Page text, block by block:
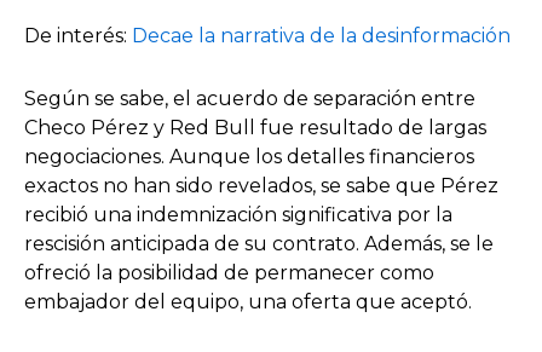
De interés: Decae la narrativa de la desinformación
Según se sabe, el acuerdo de separación entre
Checo Pérez y Red Bull fue resultado de largas
negociaciones. Aunque los detalles financieros
exactos no han sido revelados, se sabe que Pérez
recibió una indemnización significativa por la
rescisión anticipada de su contrato. Además, se le
ofreció la posibilidad de permanecer como
embajador del equipo, una oferta que aceptó.